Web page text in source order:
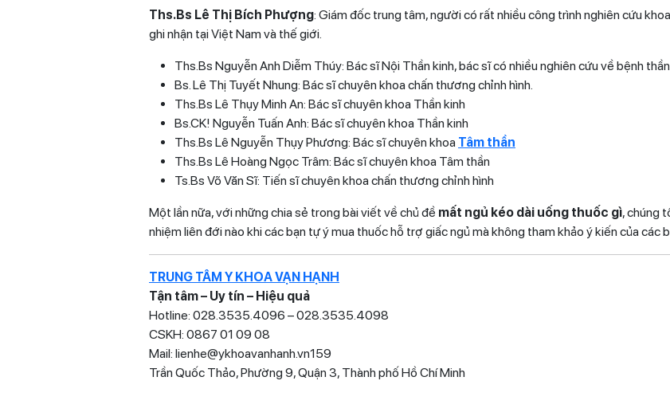
Ths.Bs Lê Thị Bích Phượng: Giám đốc trung tâm, người có rất nhiều công trình nghiên cứu
ghi nhận tại Việt Nam và thế giới.
Ths.Bs Nguyễn Anh Diễm Thúy: Bác sĩ Nội Thần kinh, bác sĩ có nhiều nghiên cứu về bệnh thần
Bs. Lê Thị Tuyết Nhung: Bác sĩ chuyên khoa chấn thương chỉnh hình.
Ths.Bs Lê Thụy Minh An: Bác sĩ chuyên khoa Thần kinh
Bs.CK! Nguyễn Tuấn Anh: Bác sĩ chuyên khoa Thần kinh
Ths.Bs Lê Nguyễn Thụy Phương: Bác sĩ chuyên khoa Tâm thần
Ths.Bs Lê Hoàng Ngọc Trâm: Bác sĩ chuyên khoa Tâm thần
Ts.Bs Võ Văn Sĩ: Tiến sĩ chuyên khoa chấn thương chỉnh hình
Một lần nữa, với những chia sẻ trong bài viết về chủ đề mất ngủ kéo dài uống thuốc gì, chúng
nhiệm liên đới nào khi các bạn tự ý mua thuốc hỗ trợ giấc ngủ mà không tham khảo ý kiến của các
TRUNG TÂM Y KHOA VẠN HẠNH
Tận tâm – Uy tín – Hiệu quả
Hotline: 028.3535.4096 – 028.3535.4098
CSKH: 0867 01 09 08
Mail: lienhe@ykhoavanhanh.vn159
Trần Quốc Thảo, Phường 9, Quận 3, Thành phố Hồ Chí Minh